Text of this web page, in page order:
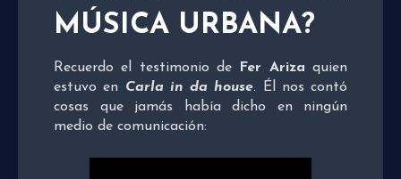
MÚSICA URBANA?
Recuerdo el testimonio de Fer Ariza quien
estuvo en Carla in da house. Él nos contó
cosas que jamás había dicho en ningún
medio de comunicación: